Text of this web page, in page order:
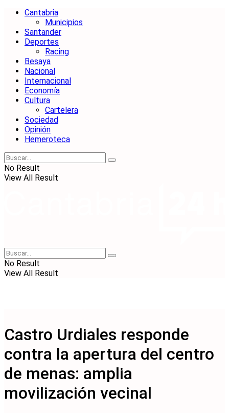
Cantabria
Municipios
Santander
Deportes
Racing
Besaya
Nacional
Internacional
Economía
Cultura
Cartelera
Sociedad
Opinión
Hemeroteca
No Result
View All Result
No Result
View All Result
Castro Urdiales responde
contra la apertura del centro
de menas: amplia
movilización vecinal